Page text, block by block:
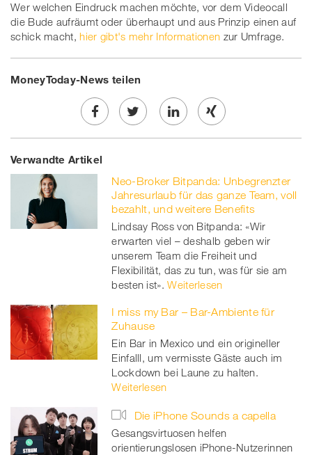
Wer welchen Eindruck machen möchte, vor dem Videocall
die Bude aufräumt oder überhaupt und aus Prinzip einen auf
schick macht,hier gibt's mehr Informationen zur Umfrage.
MoneyToday-News teilen
Share
on
Facebook
Twe
on
twitt
er
Share
linkedin
Share
Xing
Verwandte Artikel
Neo-Broker Bitpanda: Unbegrenzter
Jahresurlaub für das ganze Team, voll
bezahlt, und weitere Benefits
Lindsay Ross von Bitpanda: «Wir
erwarten viel – deshalb geben wir
unserem Team die Freiheit und
Flexibilität, das zu tun, was für sie am
besten ist». Weiterlesen
I miss my Bar – Bar-Ambiente für
Zuhause
Ein Bar in Mexico und ein origineller
Einfalll, um vermisste Gäste auch im
Lockdown bei Laune zu halten.
Weiterlesen
Die iPhone Sounds a capella
Gesangsvirtuosen helfen
orientierungslosen iPhone-Nutzerinnen